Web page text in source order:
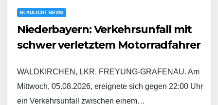
BLAULICHT NEWS
Niederbayern: Verkehrsunfall mit
schwer verletztem Motorradfahrer
WALDKIRCHEN, LKR. FREYUNG-GRAFENAU. Am
Mittwoch, 05.08.2026, ereignete sich gegen 22:00 Uhr
ein Verkehrsunfall zwischen einem…